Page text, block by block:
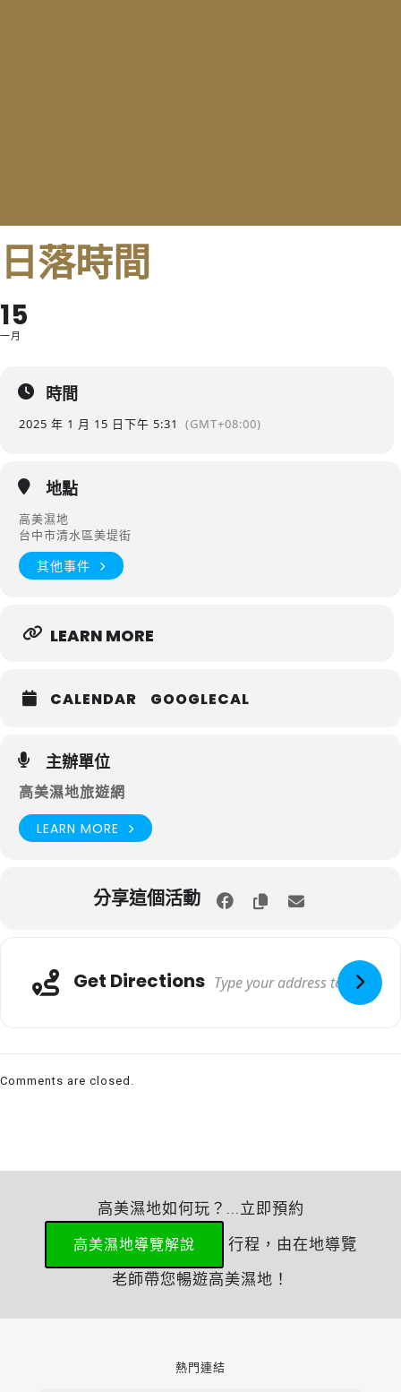
日落時間
15
一月
時間
2025 年 1 月 15 日下午 5:31 (GMT+08:00)
地點
高美濕地
台中市清水區美堤街
其他事件
LEARN MORE
CALENDAR GOOGLECAL
主辦單位
高美濕地旅遊網
LEARN MORE
分享這個活動
Get Directions
Comments are closed.
高美濕地如何玩？...立即預約
高美濕地導覽解說
行程，由在地導覽
老師帶您暢遊高美濕地！
熱門連結